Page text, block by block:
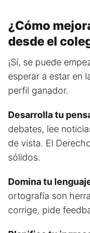
¿Cómo
desde el
¡Sí, se puede
esperar a estar en
perfil ganador.
Desarrolla tu
debates, lee
de vista. El
sólidos.
Domina tu
ortografía son
corrige, pide